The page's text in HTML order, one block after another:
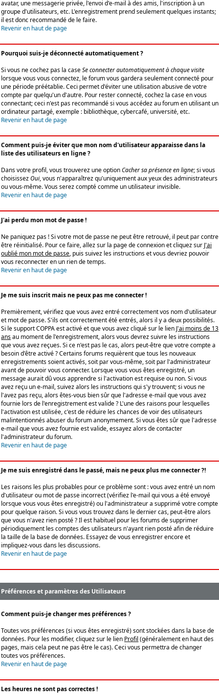
avatar, une messagerie privée, l'envoi d'e-mail à des amis, l'inscription à un
groupe d'utilisateurs, etc. L'enregistrement prend seulement quelques instants;
il est donc recommandé de le faire.
Revenir en haut de page
Pourquoi suis-je déconnecté automatiquement ?
Si vous ne cochez pas la caseSe connecter automatiquement à chaque visite
lorsque vous vous connectez, le forum vous gardera seulement connecté pour
une période préétablie. Ceci permet d'éviter une utilisation abusive de votre
compte par quelqu'un d'autre. Pour rester connecté, cochez la case en vous
connectant; ceci n'est pas recommandé si vous accédez au forum en utilisant un
ordinateur partagé, exemple : bibliothèque, cybercafé, université, etc.
Revenir en haut de page
Comment puis-je éviter que mon nom d'utilisateur apparaisse dans la
liste des utilisateurs en ligne ?
Dans votre profil, vous trouverez une optionCacher sa présence en ligne; si vous
choisissezOui, vous n'apparaîtrez qu'uniquement aux yeux des administrateurs
ou vous-même. Vous serez compté comme un utilisateur invisible.
Revenir en haut de page
J'ai perdu mon mot de passe !
Ne paniquez pas ! Si votre mot de passe ne peut être retrouvé, il peut par contre
être réinitialisé. Pour ce faire, allez sur la page de connexion et cliquez sur J'ai
oublié mon mot de passe, puis suivez les instructions et vous devriez pouvoir
vous reconnecter en un rien de temps.
Revenir en haut de page
Je me suis inscrit mais ne peux pas me connecter !
Premièrement, vérifiez que vous avez entré correctement vos nom d'utilisateur
et mot de passe. S'ils ont correctement été entrés, alors il y a deux possibilités.
Si le support COPPA est activé et que vous avez cliqué sur le lien J'ai moins de 13
ansau moment de l'enregistrement, alors vous devrez suivre les instructions
que vous avez reçues. Si ce n'est pas le cas, alors peut-être que votre compte a
besoin d'être activé ? Certains forums requièrent que tous les nouveaux
enregistrements soient activés, soit par vous-même, soit par l'administrateur
avant de pouvoir vous connecter. Lorsque vous vous êtes enregistré, un
message aurait dû vous apprendre si l'activation est requise ou non. Si vous
avez reçu un e-mail, suivez alors les instructions qui s'y trouvent; si vous ne
l'avez pas reçu, alors êtes-vous bien sûr que l'adresse e-mail que vous avez
fournie lors de l'enregistrement est valide ? L'une des raisons pour lesquelles
l'activation est utilisée, c'est de réduire les chances de voir des utilisateurs
malintentionnés abuser du forum anonymement. Si vous êtes sûr que l'adresse
e-mail que vous avez fournie est valide, essayez alors de contacter
l'administrateur du forum.
Revenir en haut de page
Je me suis enregistré dans le passé, mais ne peux plus me connecter ?!
Les raisons les plus probables pour ce problème sont : vous avez entré un nom
d'utilisateur ou mot de passe incorrect (vérifiez l'e-mail qui vous a été envoyé
lorsque vous vous êtes enregistré) ou l'administrateur a supprimé votre compte
pour quelque raison. Si vous vous trouvez dans le dernier cas, peut-être alors
que vous n'avez rien posté ? Il est habituel pour les forums de supprimer
périodiquement les comptes des utilisateurs n'ayant rien posté afin de réduire
la taille de la base de données. Essayez de vous enregistrer encore et
impliquez-vous dans les discussions.
Revenir en haut de page
Préférences et paramètres des Utilisateurs
Comment puis-je changer mes préférences ?
Toutes vos préférences (si vous êtes enregistré) sont stockées dans la base de
données. Pour les modifier, cliquez sur le lien Profil (généralement en haut des
pages, mais cela peut ne pas être le cas). Ceci vous permettra de changer
toutes vos préférences.
Revenir en haut de page
Les heures ne sont pas correctes !